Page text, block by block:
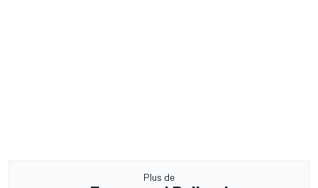
Plus de